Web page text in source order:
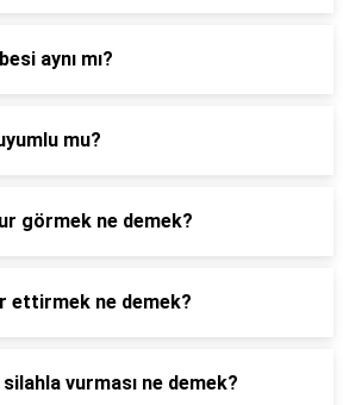
aynı mı?
mu?
görmek ne demek?
ettirmek ne demek?
vurması ne demek?